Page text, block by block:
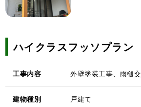
ハイクラスフッソプラン
工事内容 外壁塗装工事、雨樋
建物種別 戸建て